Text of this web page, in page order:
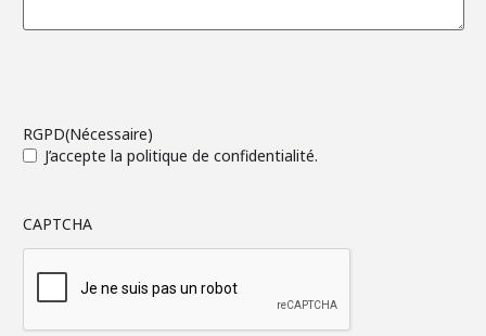
RGPD(Nécessaire)
J’accepte la politique de confidentialité.
CAPTCHA